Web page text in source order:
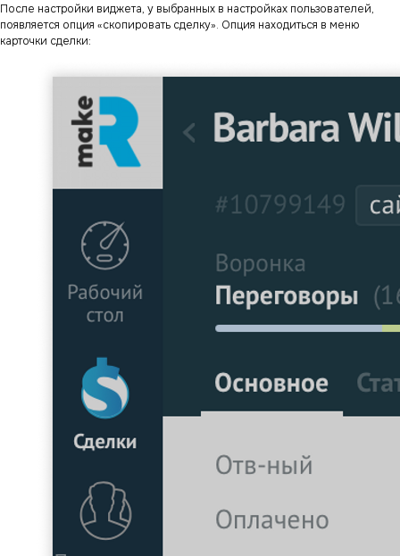
После настройки виджета, у выбранных в настройках пользователей,
появляется опция «скопировать сделку». Опция находиться в меню
карточки сделки: